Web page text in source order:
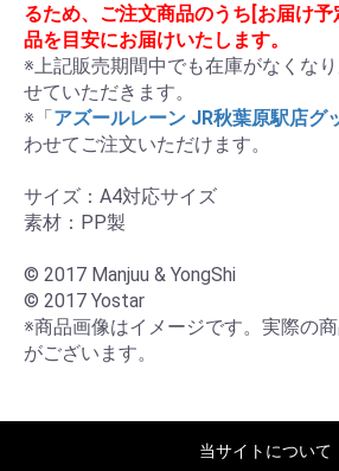
るため、ご注文商品のうち[お届け
品を目安にお届けいたします。
※上記販売期間中でも在庫がなくな
せていただきます。
※「アズールレーン JR秋葉原駅店グ
わせてご注文いただけます。
サイズ：A4対応サイズ
素材：PP製
© 2017 Manjuu & YongShi
© 2017 Yostar
※商品画像はイメージです。実際の
がございます。
当サイトについて